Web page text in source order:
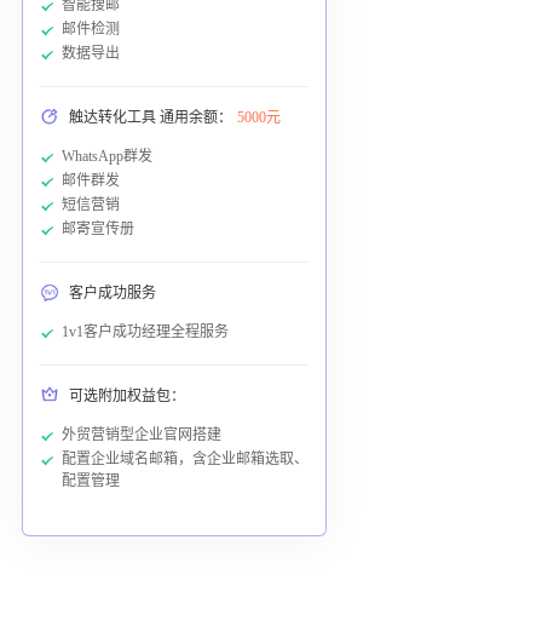
智能搜邮
邮件检测
数据导出
触达转化工具 通用余额： 5000元
WhatsApp群发
邮件群发
短信营销
邮寄宣传册
客户成功服务
1v1客户成功经理全程服务
可选附加权益包：
外贸营销型企业官网搭建
配置企业域名邮箱，含企业邮箱选取、
配置管理